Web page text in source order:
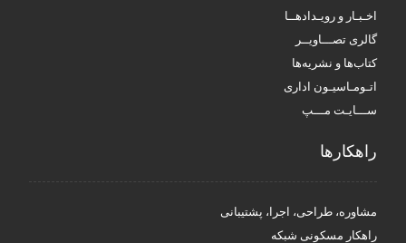
اخـبـار و رویـدادهــا
گالری تصـــاویــر
کتاب‌ها و نشریه‌ها
اتـومـاسیـون اداری
ســـایـت مـــپ
راهکار‌ها
مشاوره، طراحی، اجرا، پشتیبانی
راهکار مسکونی شبکه